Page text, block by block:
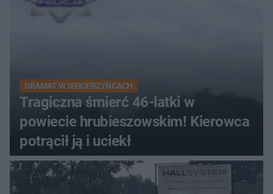
DRAMAT W SIEKIERZYŃCACH
Tragiczna śmierć 46-latki w
powiecie hrubieszowskim! Kierowca
potrącił ją i uciekł